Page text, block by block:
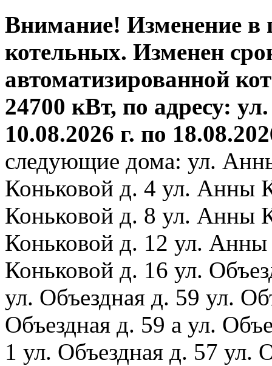
Внимание! Изменение в
котельных. Изменен
автоматизированной
24700 кВт, по адресу:
10.08.2026 г. по
следующие дома: ул.
Коньковой д. 4 ул. Анны
Коньковой д. 8 ул. Анны
Коньковой д. 12 ул.
Коньковой д. 16 ул.
ул. Объездная д. 59 ул.
Объездная д. 59 а ул.
1 ул. Объездная д. 57 ул.